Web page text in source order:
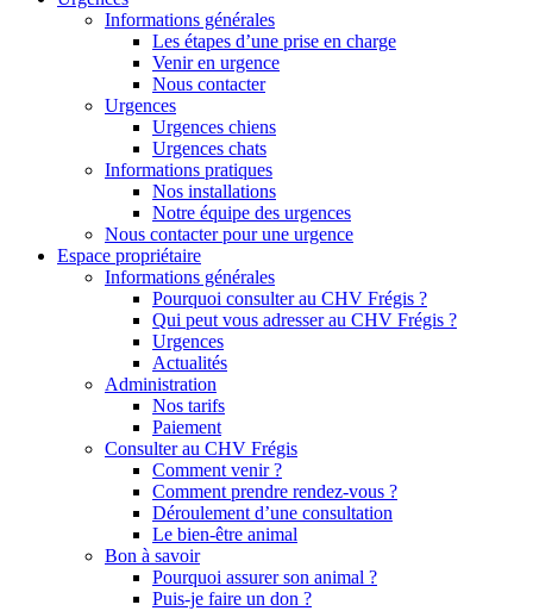
Informations générales
Les étapes d’une prise en charge
Venir en urgence
Nous contacter
Urgences
Urgences chiens
Urgences chats
Informations pratiques
Nos installations
Notre équipe des urgences
Nous contacter pour une urgence
Espace propriétaire
Informations générales
Pourquoi consulter au CHV Frégis ?
Qui peut vous adresser au CHV Frégis ?
Urgences
Actualités
Administration
Nos tarifs
Paiement
Consulter au CHV Frégis
Comment venir ?
Comment prendre rendez-vous ?
Déroulement d’une consultation
Le bien-être animal
Bon à savoir
Pourquoi assurer son animal ?
Puis-je faire un don ?